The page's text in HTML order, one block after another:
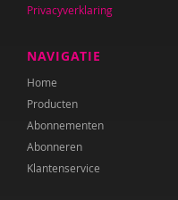
Privacyverklaring
NAVIGATIE
Home
Producten
Abonnementen
Abonneren
Klantenservice